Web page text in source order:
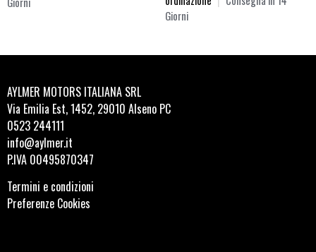
Giorni
AYLMER MOTORS ITALIANA SRL
Via Emilia Est, 1452, 29010 Alseno PC
0523 244111
info@aylmer.it
P.IVA 00495870347
Termini e condizioni
Preferenze Cookies